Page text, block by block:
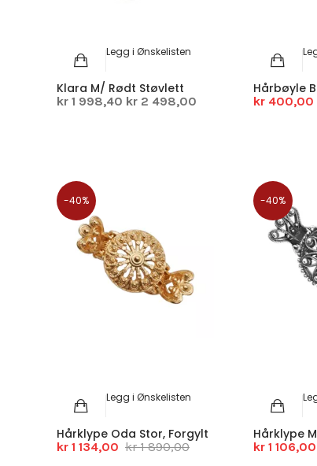
Legg i Ønskelisten
Klara M/ Rødt Støvlett
kr 1 998,40 kr 2 498,00
Hårbøyle
kr 400,00
-40%
Legg i Ønskelisten
Hårklype Oda Stor, Forgylt
kr 1 134,00 kr 1 890,00
-40%
Hårklype
kr 1 106,00